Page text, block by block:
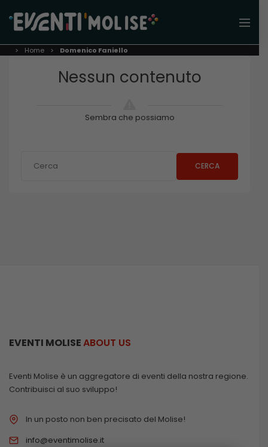
Home Domenico Faniello
Nessun contenuto
Sembra che possiamo
CERCA
EVENTI MOLISEABOUT US
Eventi Molise è un aggregatore di eventi della nostra regione.
Contribuisci al suo sviluppo!
In un posto non ben precisato del Molise!
info@eventimolise.it